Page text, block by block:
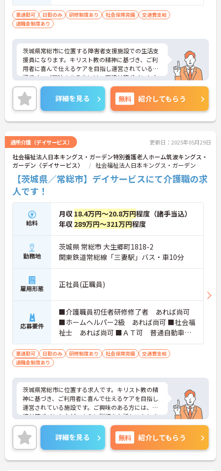
車通勤可 日勤のみ 研修制度あり 社会保険完備
交通費支給
退職金制度あり
茨城県常総市に位置する障害者支援施設での生活支
援員になります。キリスト教の精神に基づき、ご利
用者に喜んで仕えるケアを目指し運営されている施
設です。ご興味のある方には、面接対策ポイントな
ど、さらに詳細をお話しいたしますので、お気軽に
ご相談ください。詳細を見る 無料 紹介してもらう
通所介護（デイサービス） 更新日：2025年05月29日
社会福祉法人日本キングス・ガーデン特別養護老人ホーム筑波キングス・
ガーデン〈デイサービス〉
社会福祉法人日本キングス・ガーデン
【茨城県／常総市】デイサービスにて介護職の求
人です！
給料
月収 18.4万円～20.8万円程度（諸手当込）
年収 289万円～321万円程度
勤務地
茨城県 常総市 大生郷町1818-2
関東鉄道常総線「三妻駅」バス・車10分
雇用形態 正社員(正職員)
応募要件
■介護職員初任者研修修了者 あれば尚可
■ホームヘルパー2級 あれば尚可 ■社会福
祉士 あれば尚可 ■ＡＴ可 普通自動車運
転免許 必須（ＡＴ限定可）
車通勤可 日勤のみ 研修制度あり 社会保険完備
交通費支給
退職金制度あり
茨城県常総市に位置する求人です。キリスト教の精
神に基づき、ご利用者に喜んで仕えるケアを目指し
運営されている施設です。ご興味のある方には、面
接対策ポイントなど、さらに詳細をお話しいたしま
すので、お気軽にご相談ください。
詳細を見る 無料 紹介してもらう